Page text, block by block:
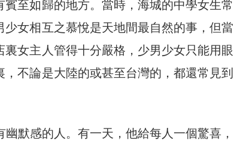
至如歸的地方。當時，海城的中學女生常
女相互之慕悅是天地間最自然的事，但當
女主人管得十分嚴格，少男少女只能用眼
不論是大陸的或甚至台灣的，都還常見到
默感的人。有一天，他給每人一個驚喜，